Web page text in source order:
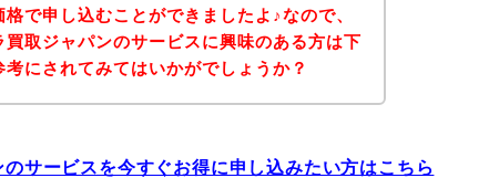
で申し込むことができましたよ♪なので、
買取ジャパンのサービスに興味のある方は下
にされてみてはいかがでしょうか？
サービスを今すぐお得に申し込みたい方はこちら